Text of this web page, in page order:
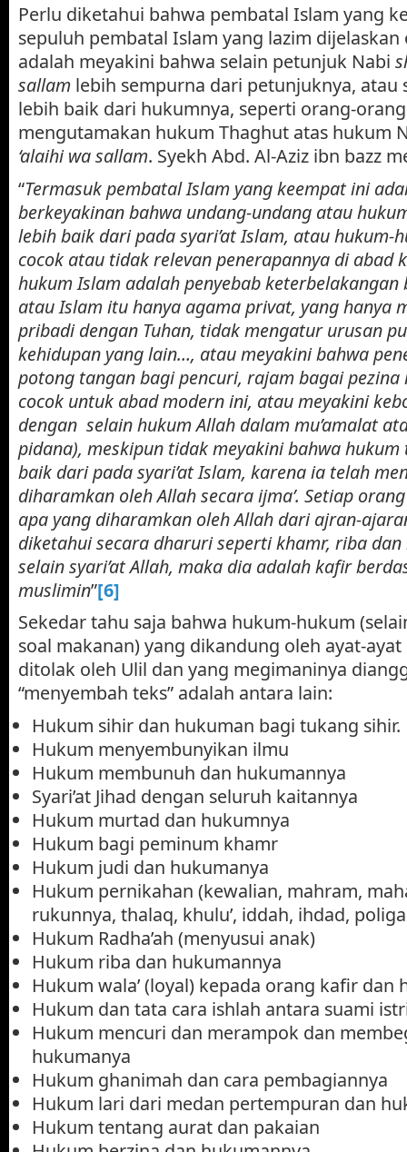
Perlu diketahui bahwa pembatal Islam yang
sepuluh pembatal Islam yang lazim
adalah meyakini bahwa selain petunjuk Nabi
sallam lebih sempurna dari petunjuknya, atau
lebih baik dari hukumnya, seperti orang-
mengutamakan hukum Thaghut atas hukum
‘alaihi wa sallam. Syekh Abd. Al-Aziz ibn bazz
“Termasuk pembatal Islam yang keempat ini
berkeyakinan bahwa undang-undang atau
lebih baik dari pada syari’at Islam, atau hukum-
cocok atau tidak relevan penerapannya di abad
hukum Islam adalah penyebab
atau Islam itu hanya agama privat, yang hanya
pribadi dengan Tuhan, tidak mengatur urusan
kehidupan yang lain…, atau meyakini bahwa
potong tangan bagi pencuri, rajam bagai pezina
cocok untuk abad modern ini, atau meyakini
dengan selain hukum Allah dalam mu’amalat
pidana), meskipun tidak meyakini bahwa
baik dari pada syari’at Islam, karena ia telah
diharamkan oleh Allah secara ijma’. Setiap
apa yang diharamkan oleh Allah dari ajran-
diketahui secara dharuri seperti khamr, riba
selain syari’at Allah, maka dia adalah kafir
muslimin”[6]
Sekedar tahu saja bahwa hukum-hukum
soal makanan) yang dikandung oleh ayat-
ditolak oleh Ulil dan yang megimaninya
“menyembah teks” adalah antara lain:
Hukum sihir dan hukuman bagi tukang sihir.
Hukum menyembunyikan ilmu
Hukum membunuh dan hukumannya
Syari’at Jihad dengan seluruh kaitannya
Hukum murtad dan hukumnya
Hukum bagi peminum khamr
Hukum judi dan hukumanya
Hukum pernikahan (kewalian, mahram,
rukunnya, thalaq, khulu’, iddah, ihdad,
Hukum Radha’ah (menyusui anak)
Hukum riba dan hukumannya
Hukum wala’ (loyal) kepada orang kafir dan
Hukum dan tata cara ishlah antara suami
Hukum mencuri dan merampok dan
hukumanya
Hukum ghanimah dan cara pembagiannya
Hukum lari dari medan pertempuran dan
Hukum tentang aurat dan pakaian